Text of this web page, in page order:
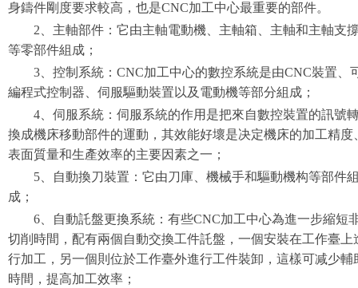
身鑄件剛度要求較高，也是CNC加工中心最重要的部件。
2、主軸部件：它由主軸電動機、主軸箱、主軸和主軸支
等零部件組成；
3、控制系統：CNC加工中心的數控系統是由CNC裝置、
編程式控制器、伺服驅動裝置以及電動機等部分組成；
4、伺服系統：伺服系統的作用是把來自數控裝置的訊號
換成機床移動部件的運動，其效能好壞是决定機床的加工精度
表面質量和生產效率的主要因素之一；
5、自動換刀裝置：它由刀庫、機械手和驅動機构等部件
成；
6、自動託盤更換系統：有些CNC加工中心為進一步縮短
切削時間，配有兩個自動交換工件託盤，一個安裝在工作臺上
行加工，另一個則位於工作臺外進行工件裝卸，這樣可减少輔
時間，提高加工效率；